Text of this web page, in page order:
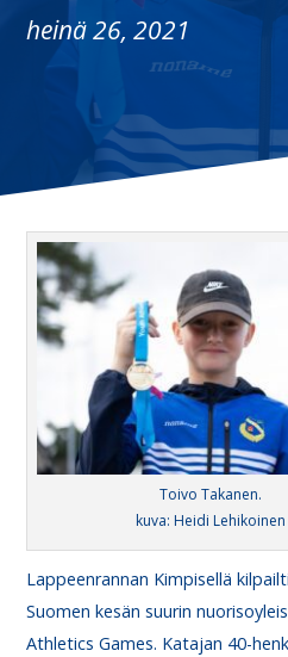
heinä 26, 2021
Toivo Takanen.
kuva: Heidi Lehikoinen
Lappeenrannan Kimpisellä
Suomen kesän suurin
Athletics Games. Katajan 40-